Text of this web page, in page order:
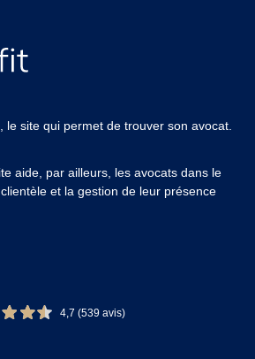
le site qui permet de trouver son avocat.
aide, par ailleurs, les avocats dans le
et la gestion de leur présence
4,7 (539 avis)